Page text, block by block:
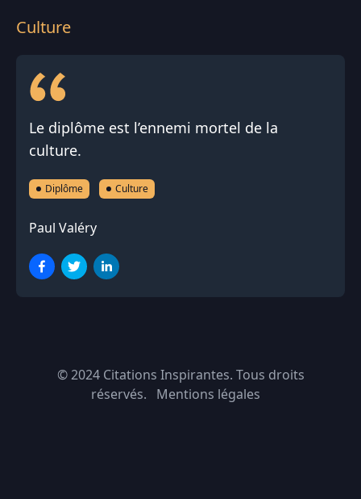
Culture
Le diplôme est l’ennemi mortel de la
culture.
Diplôme Culture
Paul Valéry
© 2024 Citations Inspirantes. Tous droits
réservés.
Mentions légales